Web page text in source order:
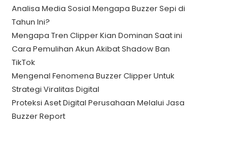
Analisa Media Sosial Mengapa Buzzer Sepi di
Tahun Ini?
Mengapa Tren Clipper Kian Dominan Saat ini
Cara Pemulihan Akun Akibat Shadow Ban
TikTok
Mengenal Fenomena Buzzer Clipper Untuk
Strategi Viralitas Digital
Proteksi Aset Digital Perusahaan Melalui Jasa
Buzzer Report